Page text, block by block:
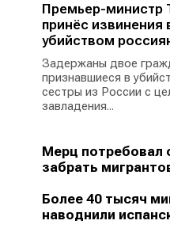
Премьер-министр
принёс извинения
убийством
Задержаны двое
признавшиеся в
сестры из России с
завладения...
Мерц потребовал
забрать
Более 40 тысяч
наводнили